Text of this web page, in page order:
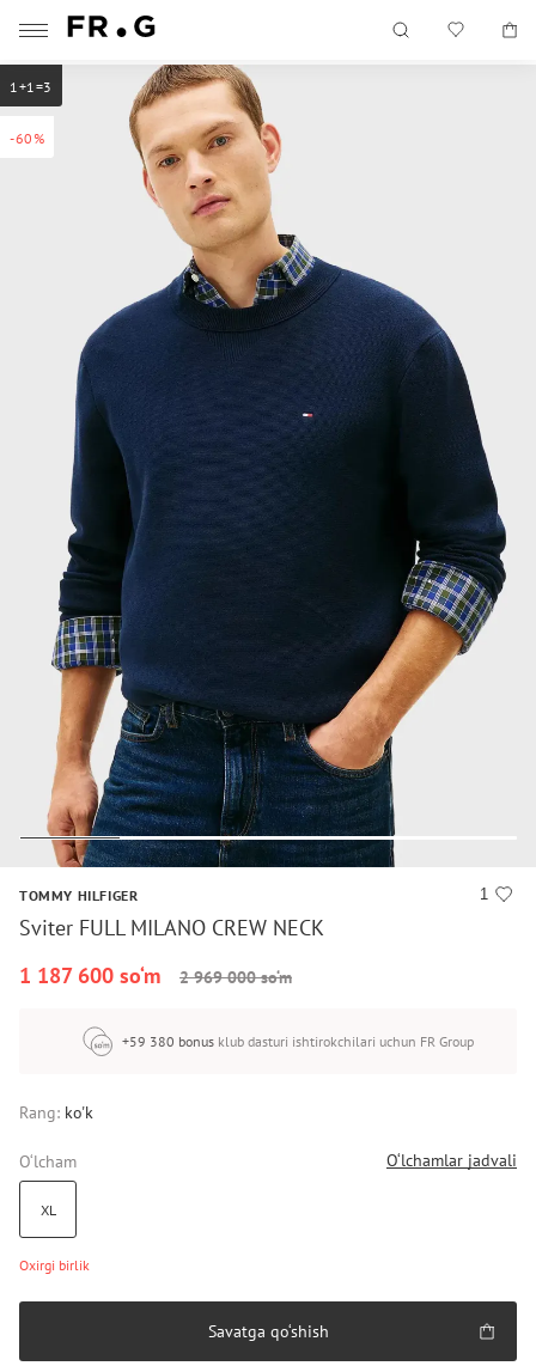
-60%
1+1=3
1
TOMMY HILFIGER
Sviter FULL MILANO CREW NECK
1 187 600 so‘m
2 969 000 so‘m
+59 380 bonus klub dasturi ishtirokchilari uchun FR Group
Rang: ko'k
O‘lcham O‘lchamlar jadvali
XL
Oxirgi birlik
Savatga qo‘shish